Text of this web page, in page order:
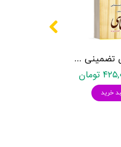
کتاب آزمون های تضمینی و برگزار شده استخدامی روانشناسی نشر رویای سبز
تومان
خرید